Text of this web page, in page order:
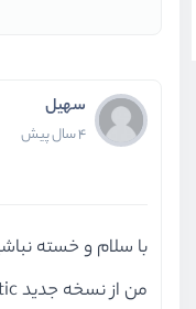
سهیل
4 سال پیش
با سلام و خسته